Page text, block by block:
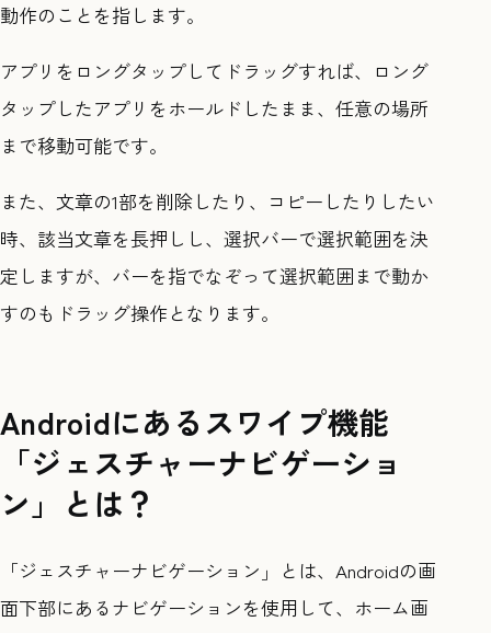
動作のことを指します。
アプリをロングタップしてドラッグすれば、ロング
タップしたアプリをホールドしたまま、任意の場所
まで移動可能です。
また、文章の1部を削除したり、コピーしたりしたい
時、該当文章を長押しし、選択バーで選択範囲を決
定しますが、バーを指でなぞって選択範囲まで動か
すのもドラッグ操作となります。
Androidにあるスワイプ機能
「ジェスチャーナビゲーショ
ン」とは？
「ジェスチャーナビゲーション」とは、Androidの画
面下部にあるナビゲーションを使用して、ホーム画